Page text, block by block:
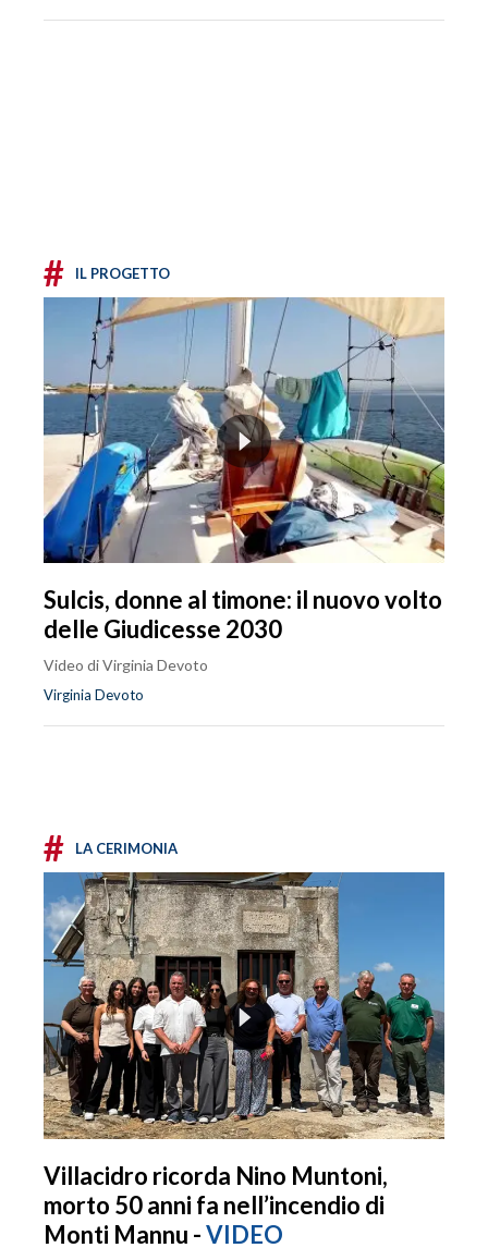
# IL PROGETTO
Sulcis, donne al timone: il nuovo volto
delle Giudicesse 2030
Video di Virginia Devoto
Virginia Devoto
# LA CERIMONIA
Villacidro ricorda Nino Muntoni,
morto 50 anni fa nell’incendio di
Monti Mannu -VIDEO